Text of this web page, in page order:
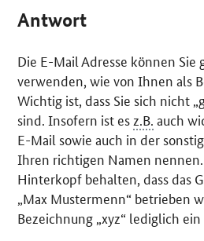
Antwort
Die E-Mail Adresse können Sie
verwenden, wie von Ihnen als
Wichtig ist, dass Sie sich nicht
sind. Insofern ist es z.B. auch
E-Mail sowie auch in der
Ihren richtigen Namen
Hinterkopf behalten, dass das
„Max Mustermenn“ betrieben
Bezeichnung „xyz“ lediglich ein